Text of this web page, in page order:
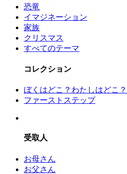
恐竜
イマジネーション
家族
クリスマス
すべてのテーマ
コレクション
ぼくはどこ？わたしはどこ？
ファーストステップ
受取人
お母さん
お父さん